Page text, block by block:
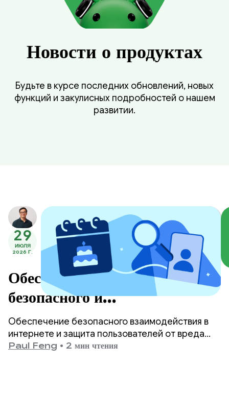
Новости о продуктах
Будьте в курсе последних обновлений, новых
функций и закулисных подробностей о нашем
развитии.
29
ИЮЛЯ
2026 Г.
Обеспечение более
безопасного и
соответствующего возрасту
контента в Google Play.
Обеспечение безопасного взаимодействия в
интернете и защита пользователей от вреда
являются одними из главных приоритетов
Paul Feng • 2 мин чтения